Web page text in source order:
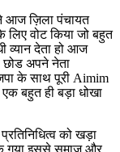
आज ज़िला पंचायत
लिए वोट किया जो बहुत
व्यान देता हो आज
छोड अपने नेता
के साथ पूरी Aimim
बहुत ही बड़ा धोखा
को खड़ा
गया इससे समाज और